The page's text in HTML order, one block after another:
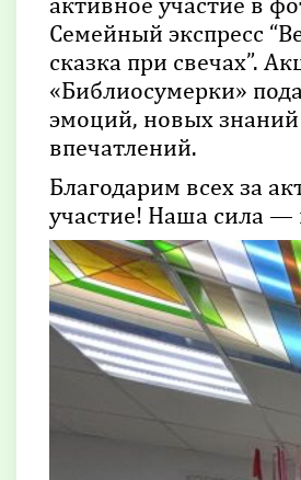
Семейный экспресс
сказка при свечах”.
«Библиосумерки»
эмоций, новых
впечатлений.
Благодарим всех за
участие! Наша сила —